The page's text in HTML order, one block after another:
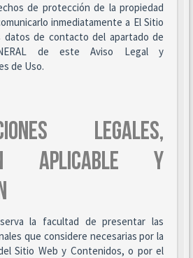
de protección de la propiedad
inmediatamente a El Sitio
datos de contacto del apartado de
de este Aviso Legal y
de Uso.
LEGALES,
APLICABLE Y
la facultad de presentar las
que considere necesarias por la
Sitio Web y Contenidos, o por el